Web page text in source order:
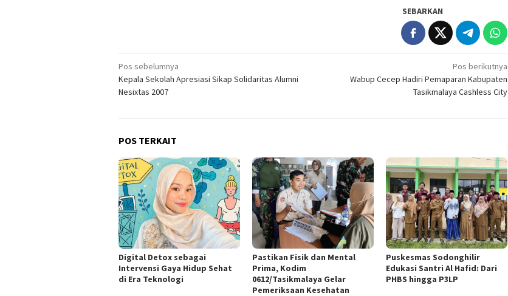
SEBARKAN
Navigasi
pos
Pos sebelumnya
Kepala Sekolah Apresiasi Sikap Solidaritas Alumni
Nesixtas 2007
Pos berikutnya
Wabup Cecep Hadiri Pemaparan Kabupaten
Tasikmalaya Cashless City
POS TERKAIT
Digital Detox sebagai
Intervensi Gaya Hidup Sehat
di Era Teknologi
Pastikan Fisik dan Mental
Prima, Kodim
0612/Tasikmalaya Gelar
Pemeriksaan Kesehatan
Puskesmas Sodonghilir
Edukasi Santri Al Hafid: Dari
PHBS hingga P3LP